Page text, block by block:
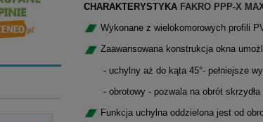
CHARAKTERYSTYKA FAKRO PPP-X
Wykonane z wielokomorowych profili
Zaawansowana konstrukcja okna
- uchylny aż do kąta 45°- pełniejsze
- obrotowy - pozwala na obrót skrzydła
Funkcja uchylna oddzielona jest od